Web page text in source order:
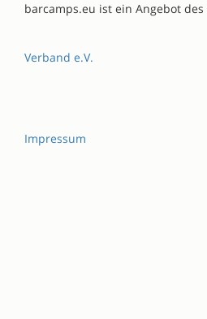
barcamps.eu ist ein Angebot des
Verband e.V.
Impressum